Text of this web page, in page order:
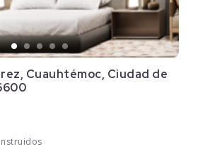
Cuauhtémoc, Ciudad de